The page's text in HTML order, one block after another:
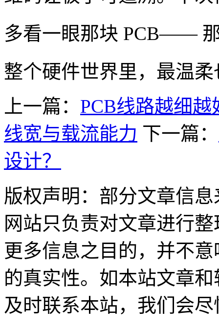
多看一眼那块 PCB——
整个硬件世界里，最温
上一篇： PCB线路越细
线宽与载流能力 下一篇：
设计？
版权声明：部分文章信
网站只负责对文章进行
更多信息之目的，并不
的真实性。如本站文章
及时联系本站，我们会